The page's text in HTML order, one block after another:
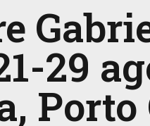
29
Porto